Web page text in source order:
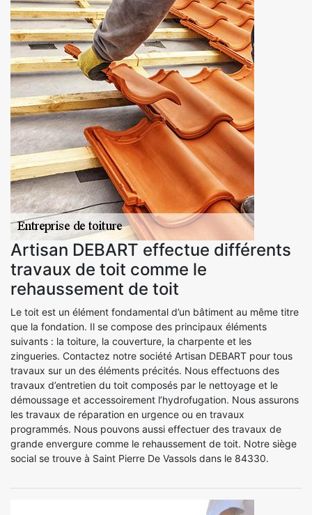
Artisan DEBART effectue différents
travaux de toit comme le
rehaussement de toit
Le toit est un élément fondamental d’un bâtiment au même titre
que la fondation. Il se compose des principaux éléments
suivants : la toiture, la couverture, la charpente et les
zingueries. Contactez notre société Artisan DEBART pour tous
travaux sur un des éléments précités. Nous effectuons des
travaux d’entretien du toit composés par le nettoyage et le
démoussage et accessoirement l’hydrofugation. Nous assurons
les travaux de réparation en urgence ou en travaux
programmés. Nous pouvons aussi effectuer des travaux de
grande envergure comme le rehaussement de toit. Notre siège
social se trouve à Saint Pierre De Vassols dans le 84330.